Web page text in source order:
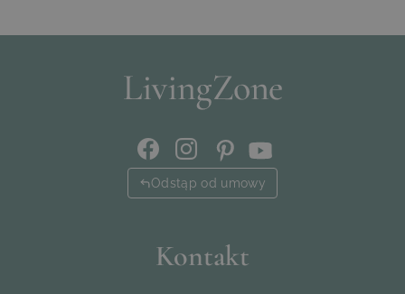
Odstąp od umowy
Kontakt